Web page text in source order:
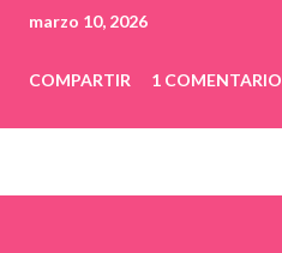
marzo 10, 2026
COMPARTIR 1 COMENTARIO